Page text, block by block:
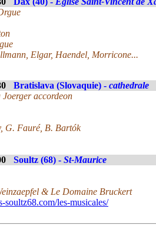
Elgar, Haendel, Morricone...
Bratislava (Slovaquie) - cathedrale
accordeon
G. Fauré, B. Bartók
Soultz (68) - St-Maurice
& Le Domaine Bruckert
soultz68.com/les-musicales/